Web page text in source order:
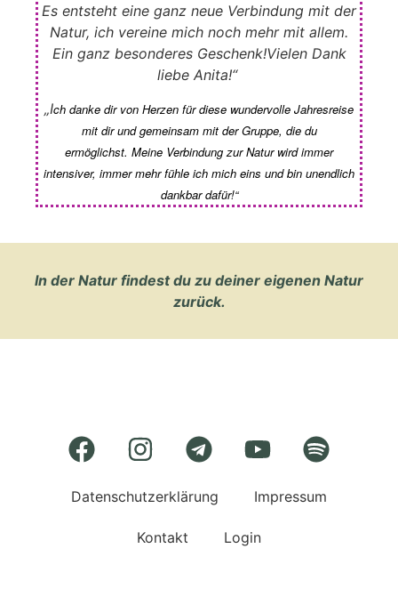
Es entsteht eine ganz neue Verbindung mit der
Natur, ich vereine mich noch mehr mit allem.
Ein ganz besonderes Geschenk!Vielen Dank
liebe Anita!“
„Ich danke dir von Herzen für diese wundervolle Jahresreise
mit dir und gemeinsam mit der Gruppe, die du
ermöglichst. Meine Verbindung zur Natur wird immer
intensiver, immer mehr fühle ich mich eins und bin unendlich
dankbar dafür!“
In der Natur findest du zu deiner eigenen Natur
zurück.
Datenschutzerklärung Impressum
Kontakt Login